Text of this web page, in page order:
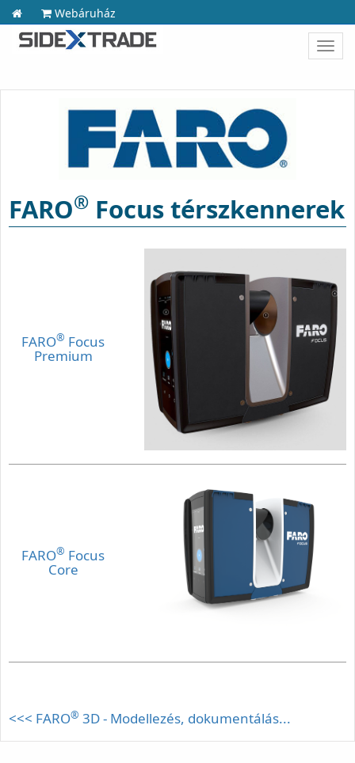
Webáruház
FARO® Focus térszkennerek
FARO® Focus
Premium
FARO® Focus
Core
<<< FARO® 3D - Modellezés, dokumentálás...